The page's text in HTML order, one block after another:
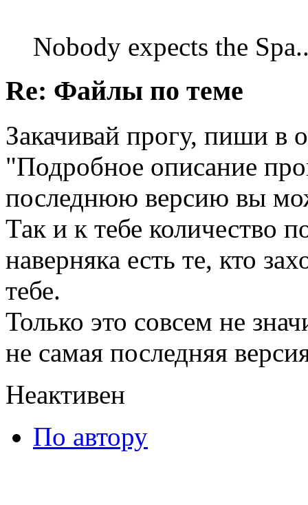
Nobody expects the
Re: Файлы по теме
Закачивай прогу, пиши в
"Подробное описание
последнюю версию вы
Так и к тебе количество
наверняка есть те, кто
тебе.
Только это совсем не
не самая последняя
Неактивен
По автору